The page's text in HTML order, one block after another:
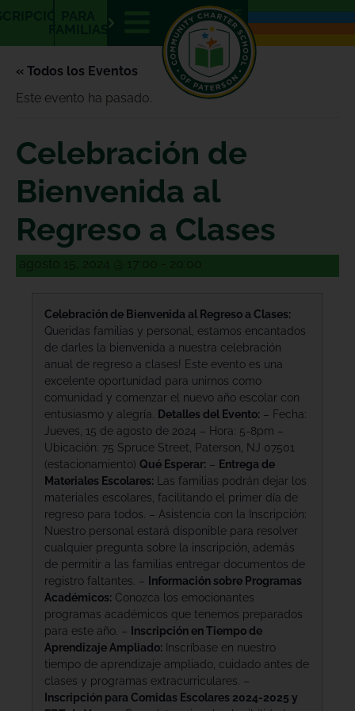
E
N
E
S
« Todos los Eventos
Este evento ha pasado.
Celebración de
Bienvenida al
Regreso a Clases
agosto 15, 2024 @ 17:00 - 20:00
Celebración de Bienvenida al Regreso a Clases:
Queridas familias y personal, estamos encantados
de darles la bienvenida a nuestra celebración
anual de regreso a clases! Este evento es una
excelente oportunidad para unirnos como
comunidad y comenzar el nuevo año escolar con
entusiasmo y alegría. Detalles del Evento: – Fecha:
Jueves, 15 de agosto de 2024 – Hora: 5-8pm –
Ubicación: 75 Spruce Street, Paterson, NJ 07501
(estacionamiento)Qué Esperar: – Entrega de
Materiales Escolares: Las familias podrán dejar los
materiales escolares, facilitando el primer día de
regreso para todos. – Asistencia con la Inscripción:
Nuestro personal estará disponible para resolver
cualquier pregunta sobre la inscripción, además
de permitir a las familias entregar documentos de
registro faltantes. – Información sobre Programas
Académicos: Conozca los emocionantes
programas académicos que tenemos preparados
para este año. – Inscripción en Tiempo de
Aprendizaje Ampliado: Inscríbase en nuestro
tiempo de aprendizaje ampliado, cuidado antes de
clases y programas extracurriculares. –
Inscripción para Comidas Escolares 2024-2025 y